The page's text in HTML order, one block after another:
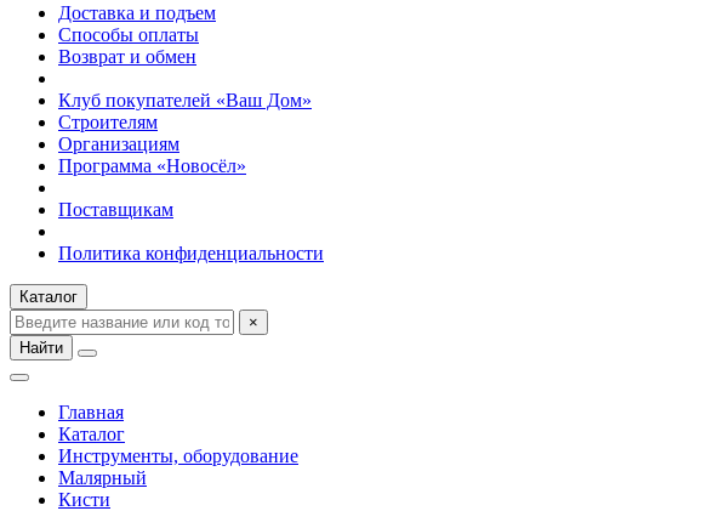
Доставка и подъем
Способы оплаты
Возврат и обмен
Клуб покупателей «Ваш Дом»
Строителям
Организациям
Программа «Новосёл»
Поставщикам
Политика конфиденциальности
Каталог
×
Найти
Главная
Каталог
Инструменты, оборудование
Малярный
Кисти